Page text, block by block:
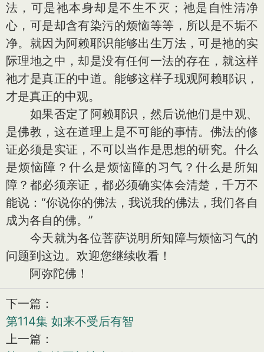
法，可是祂本身却是不生不灭；祂是自性清净
心，可是却含有染污的烦恼等等，所以是不垢不
净。就因为阿赖耶识能够出生万法，可是祂的实
际理地之中，却是没有任何一法的存在，就这样
祂才是真正的中道。能够这样子现观阿赖耶识，
才是真正的中观。
如果否定了阿赖耶识，然后说他们是中观、
是佛教，这在道理上是不可能的事情。佛法的修
证必须是实证，不可以当作是思想的研究。什么
是烦恼障？什么是烦恼障的习气？什么是所知
障？都必须亲证，都必须确实体会清楚，千万不
能说：“你说你的佛法，我说我的佛法，我们各自
成为各自的佛。”
今天就为各位菩萨说明所知障与烦恼习气的
问题到这边。欢迎您继续收看！
阿弥陀佛！
下一篇：
第114集 如来不受后有智
上一篇：